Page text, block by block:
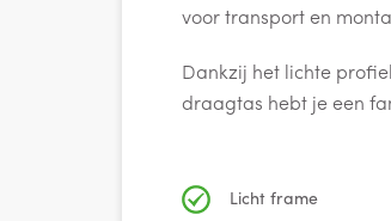
voor transport en
Dankzij het lichte
draagtas hebt je een
Licht frame